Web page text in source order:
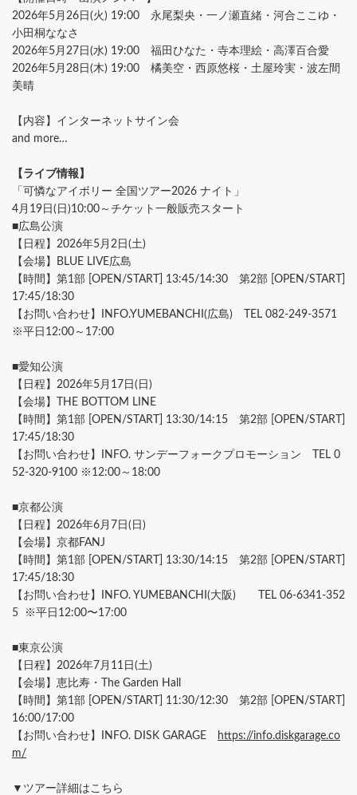
2026年5月26日(火) 19:00 永尾梨央・一ノ瀬直緒・河合ここゆ・
小田桐ななさ
2026年5月27日(水) 19:00 福田ひなた・寺本理絵・高澤百合愛
2026年5月28日(木) 19:00 橘美空・西原悠桜・土屋玲実・波左間
美晴
【内容】インターネットサイン会
and more…
【ライブ情報】
「可憐なアイボリー 全国ツアー2026 ナイト」
4月19日(日)10:00～チケット一般販売スタート
■広島公演
【日程】2026年5月2日(土)
【会場】BLUE LIVE広島
【時間】第1部 [OPEN/START] 13:45/14:30 第2部 [OPEN/START]
17:45/18:30
【お問い合わせ】INFO.YUMEBANCHI(広島) TEL 082-249-3571
※平日12:00～17:00
■愛知公演
【日程】2026年5月17日(日)
【会場】THE BOTTOM LINE
【時間】第1部 [OPEN/START] 13:30/14:15 第2部 [OPEN/START]
17:45/18:30
【お問い合わせ】INFO. サンデーフォークプロモーション TEL 0
52-320-9100 ※12:00～18:00
■京都公演
【日程】2026年6月7日(日)
【会場】京都FANJ
【時間】第1部 [OPEN/START] 13:30/14:15 第2部 [OPEN/START]
17:45/18:30
【お問い合わせ】INFO. YUMEBANCHI(大阪) TEL 06-6341-352
5 ※平日12:00〜17:00
■東京公演
【日程】2026年7月11日(土)
【会場】恵比寿・The Garden Hall
【時間】第1部 [OPEN/START] 11:30/12:30 第2部 [OPEN/START]
16:00/17:00
【お問い合わせ】INFO. DISK GARAGE
https://info.diskgarage.co
m/
▼ツアー詳細はこちら